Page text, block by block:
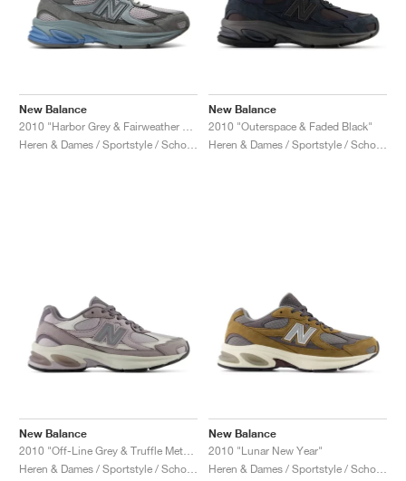
New Balance
New Balance
2010 "Outerspace & Faded Black"
New Balance
New Balance
2010 "Lunar New Year"